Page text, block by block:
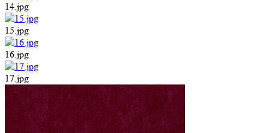
14.jpg
15.jpg
16.jpg
17.jpg